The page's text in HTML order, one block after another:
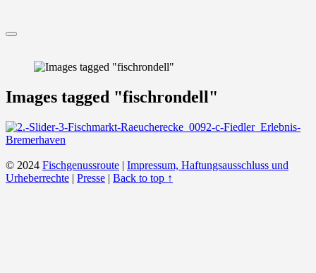
Menu
Images tagged "fischrondell"
© 2024 Fischgenussroute | Impressum, Haftungsausschluss und
Urheberrechte | Presse | Back to top ↑